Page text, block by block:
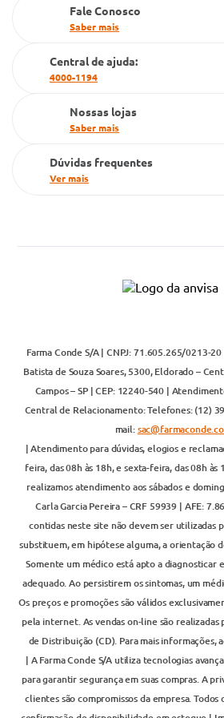
Televendas
Fale Conosco
Saber mais
Central de ajuda:
4000-1194
Nossas lojas
Saber mais
Dúvidas frequentes
Ver mais
Farma Conde S/A | CNPJ: 71.605.265/0213-
Batista de Souza Soares, 5300, Eldorado –
Campos – SP | CEP: 12240-540 |
Central de Relacionamento: Telefones: (12)
mail:
| Atendimento para dúvidas, elogios e
feira, das 08h às 18h, e sexta-feira, das 08h
realizamos atendimento aos sábados e
Carla Garcia Pereira – CRF 59939 | AFE:
contidas neste site não devem ser utilizadas
substituem, em hipótese alguma, a orientação
Somente um médico está apto a
adequado. Ao persistirem os sintomas, um
Os preços e promoções são válidos
pela internet. As vendas on-line são
de Distribuição (CD). Para mais informações,
| A Farma Conde S/A utiliza tecnologias
para garantir segurança em suas compras. A
clientes são compromissos da empresa. Todos